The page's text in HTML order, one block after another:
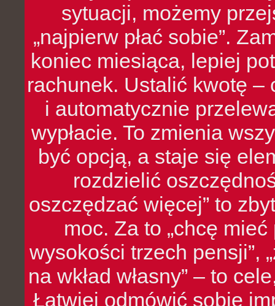
sytuacji, możemy
„najpierw płać sobie”.
koniec miesiąca, lepiej
rachunek. Ustalić kwotę
i automatycznie
wypłacie. To zmienia
być opcją, a staje się
rozdzielić
oszczędzać więcej” to
moc. Za to „chcę
wysokości trzech pensji”,
na wkład własny” – to
Łatwiej odmówić sobie